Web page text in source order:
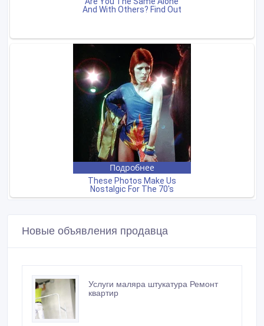
Новые объявления продавца
Услуги маляра штукатура Ремонт
квартир